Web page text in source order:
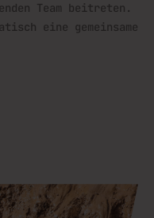
Team beitreten.
eine gemeinsame